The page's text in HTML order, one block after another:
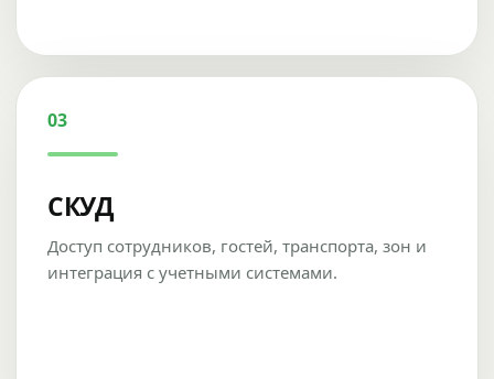
03
СКУД
Доступ сотрудников, гостей, транспорта, зон и
интеграция с учетными системами.